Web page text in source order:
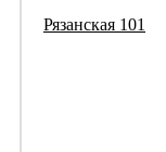
Рязанская 101